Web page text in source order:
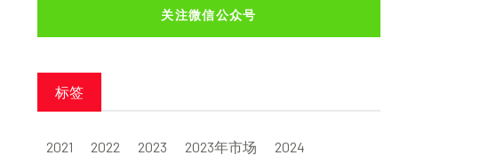
关注微信公众号
标签
2021 2022 2023 2023年市场
2024